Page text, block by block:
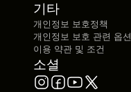
기타
개인정보 보호정책
개인정보 보호 관련 옵션
이용 약관 및 조건
소셜